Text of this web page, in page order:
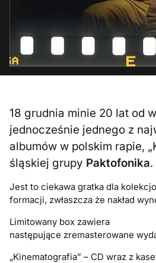
18 grudnia minie 20 lat od
jednocześnie jednego z
albumów w polskim rapie,
śląskiej grupy Paktofonika.
Jest to ciekawa gratka dla
formacji, zwłaszcza że nakład
Limitowany box zawiera
następujące zremasterowane
„Kinematografia” – CD wraz z